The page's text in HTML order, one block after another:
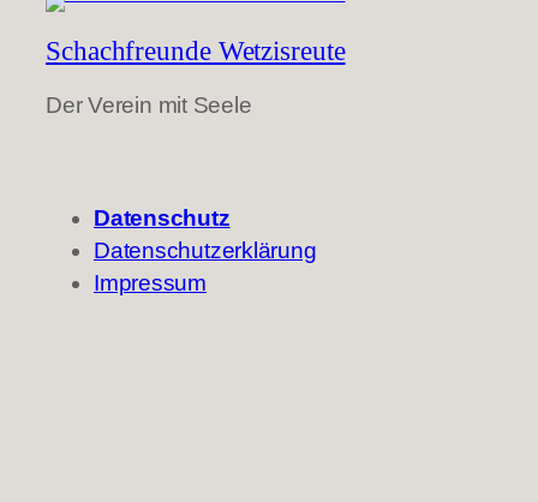
Schachfreunde Wetzisreute
Der Verein mit Seele
Datenschutz
Datenschutzerklärung
Impressum